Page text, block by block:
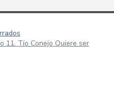
11. Tío Conejo Quiere ser